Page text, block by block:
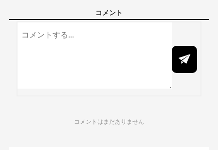
コメント
コメントはまだありません